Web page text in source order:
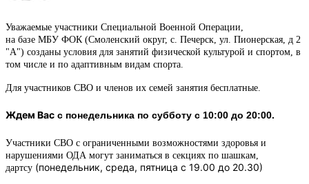
Уважаемые участники Специальной Военной Операции,
на базе МБУ ФОК (Смоленский округ, с. Печерск, ул. Пионерская, д 2
"А") созданы условия для занятий физической культурой и спортом, в
том числе и по адаптивным видам спорта.
Для участников СВО и членов их семей занятия бесплатные.
Ждем Вас с понедельника по субботу с 10:00 до 20:00.
Участники СВО с ограниченными возможностями здоровья и
нарушениями ОДА могут заниматься в секциях по шашкам,
дартсу (понедельник, среда, пятница с 19.00 до 20.30)